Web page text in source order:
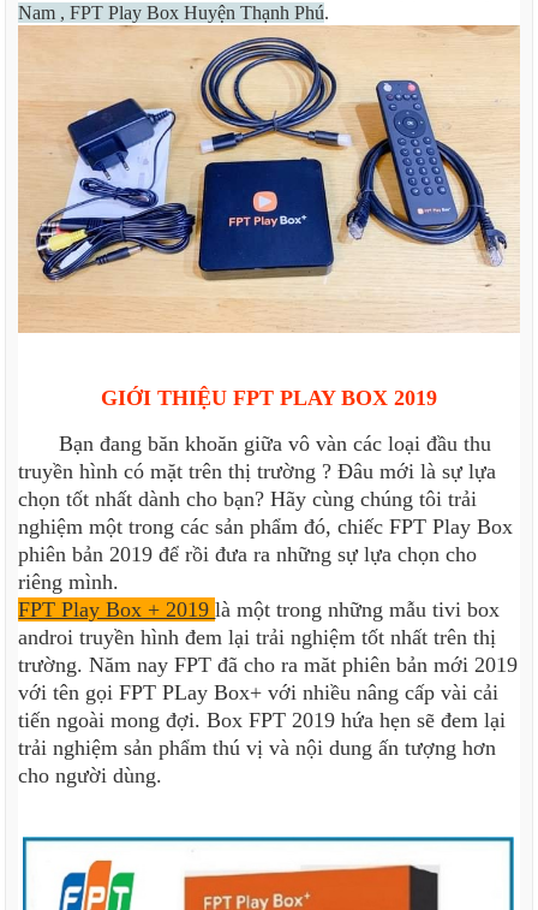
Nam , FPT Play Box Huyện Thạnh Phú.
GIỚI THIỆU FPT PLAY BOX 2019
Bạn đang băn khoăn giữa vô vàn các loại đầu thu
truyền hình có mặt trên thị trường ? Đâu mới là sự lựa
chọn tốt nhất dành cho bạn? Hãy cùng chúng tôi trải
nghiệm một trong các sản phẩm đó, chiếc FPT Play Box
phiên bản 2019 để rồi đưa ra những sự lựa chọn cho
riêng mình.
FPT Play Box + 2019là một trong những mẫu tivi box
androi truyền hình đem lại trải nghiệm tốt nhất trên thị
trường. Năm nay FPT đã cho ra măt phiên bản mới 2019
với tên gọi FPT PLay Box+ với nhiều nâng cấp vài cải
tiến ngoài mong đợi. Box FPT 2019 hứa hẹn sẽ đem lại
trải nghiệm sản phẩm thú vị và nội dung ấn tượng hơn
cho người dùng.